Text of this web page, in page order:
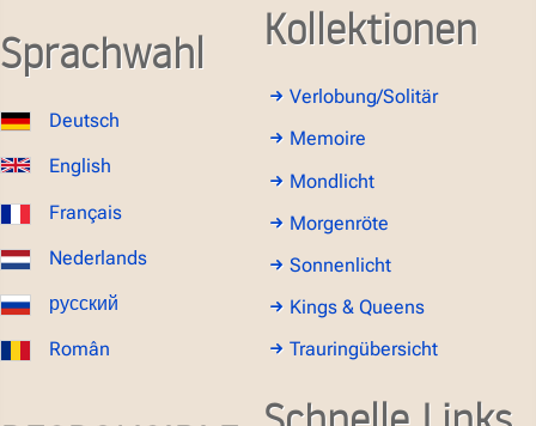
Sprachwahl
Deutsch
English
Français
Nederlands
русский
Român
Kollektionen
Verlobung/Solitär
Memoire
Mondlicht
Morgenröte
Sonnenlicht
Kings & Queens
Trauringübersicht